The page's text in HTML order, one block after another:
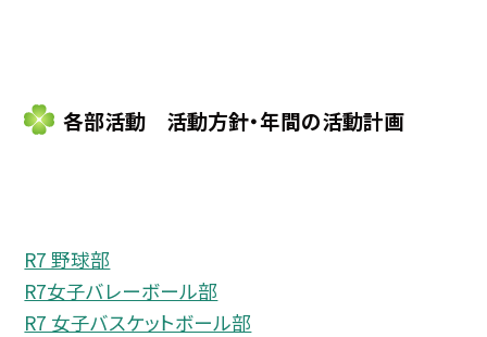
各部活動 活動方針・年間の活動計画
R7 野球部
R7女子バレーボール部
R7 女子バスケットボール部